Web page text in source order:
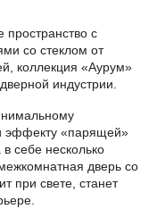
пространство с
со стеклом от
коллекция «Аурум»
индустрии.
эффекту «парящей»
себе несколько
дверь со
при свете, станет